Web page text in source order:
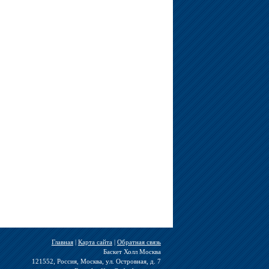
Главная| Карта сайта| Обратная связь
Баскет Холл Москва
121552, Россия, Москва, ул. Островная, д. 7